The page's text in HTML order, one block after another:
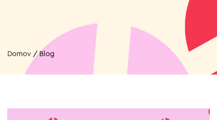
Domov /Blog